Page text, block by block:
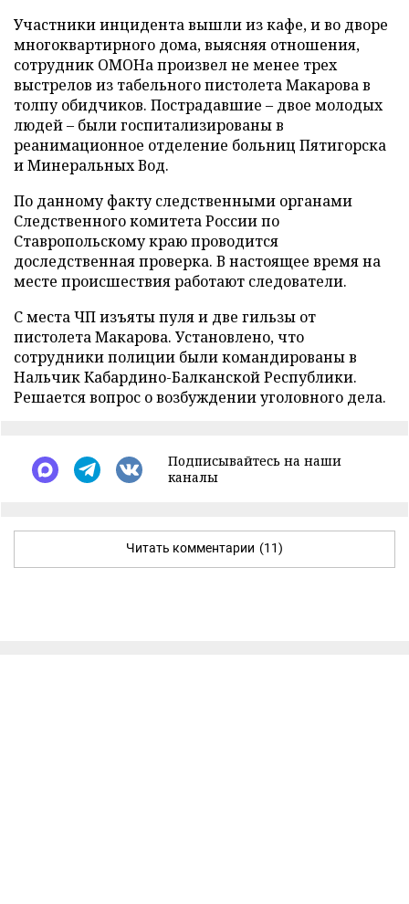
Участники инцидента вышли из кафе, и во дворе
многоквартирного дома, выясняя отношения,
сотрудник ОМОНа произвел не менее трех
выстрелов из табельного пистолета Макарова в
толпу обидчиков. Пострадавшие – двое молодых
людей – были госпитализированы в
реанимационное отделение больниц Пятигорска
и Минеральных Вод.
По данному факту следственными органами
Следственного комитета России по
Ставропольскому краю проводится
доследственная проверка. В настоящее время на
месте происшествия работают следователи.
С места ЧП изъяты пуля и две гильзы от
пистолета Макарова. Установлено, что
сотрудники полиции были командированы в
Нальчик Кабардино-Балканской Республики.
Решается вопрос о возбуждении уголовного дела.
Подписывайтесь на наши
каналы
Читать комментарии (11)